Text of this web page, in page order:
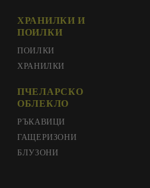
ХРАНИЛКИ И
ПОИЛКИ
ПОИЛКИ
ХРАНИЛКИ
ПЧЕЛАРСКО
ОБЛЕКЛО
РЪКАВИЦИ
ГАЩЕРИЗОНИ
БЛУЗОНИ